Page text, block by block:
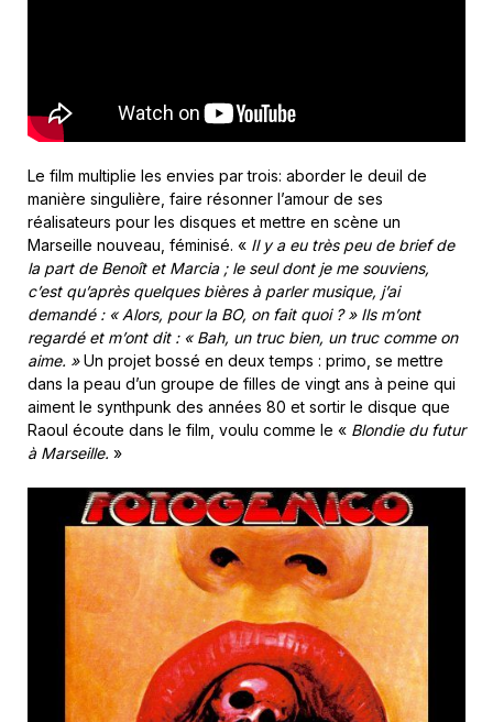
Le film multiplie les envies par trois: aborder le deuil de
manière singulière, faire résonner l’amour de ses
réalisateurs pour les disques et mettre en scène un
Marseille nouveau, féminisé. « Il y a eu très peu de brief de
la part de Benoît et Marcia ; le seul dont je me souviens,
c’est qu’après quelques bières à parler musique, j’ai
demandé : « Alors, pour la BO, on fait quoi ? » Ils m’ont
regardé et m’ont dit : « Bah, un truc bien, un truc comme on
aime. »Un projet bossé en deux temps : primo, se mettre
dans la peau d’un groupe de filles de vingt ans à peine qui
aiment le synthpunk des années 80 et sortir le disque que
Raoul écoute dans le film, voulu comme le « Blondie du futur
à Marseille. »